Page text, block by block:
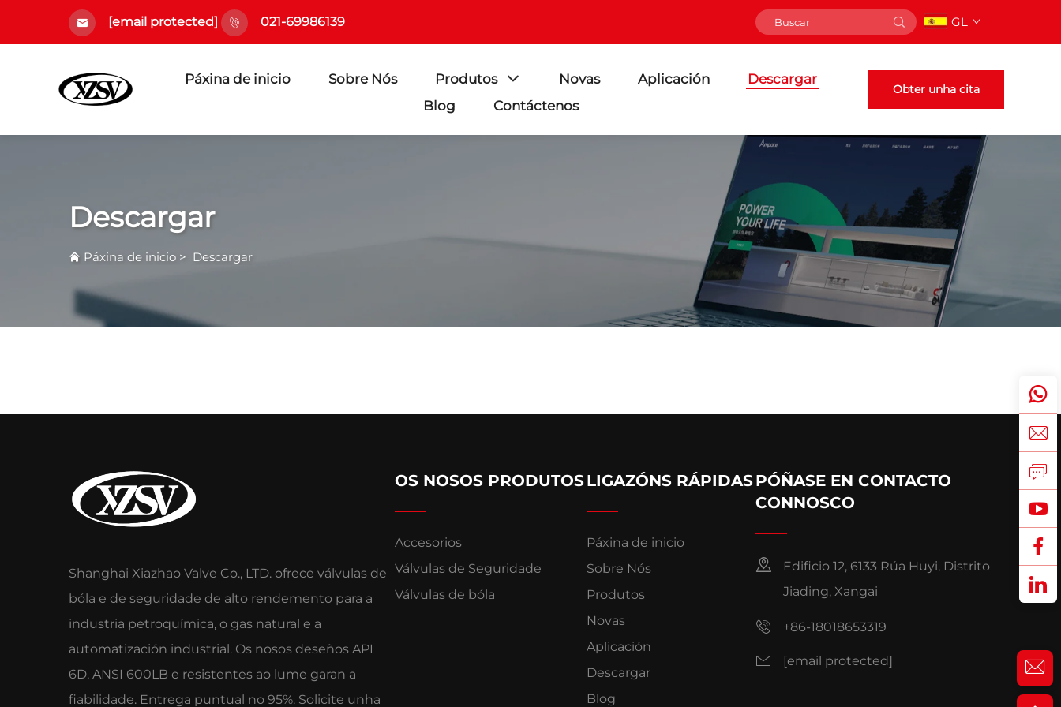
[email protected] 021-69986139 GL
Páxina de inicio Sobre Nós Produtos Novas Aplicación
Descargar
Blog
Contáctenos
Obter unha cita
Descargar
Páxina de inicio > Descargar
Shanghai Xiazhao Valve Co., LTD. ofrece válvulas de
bóla e de seguridade de alto rendemento para a
industria petroquímica, o gas natural e a
automatización industrial. Os nosos deseños API
6D, ANSI 600LB e resistentes ao lume garan a
fiabilidade. Entrega puntual no 95%. Solicite unha
OS NOSOS PRODUTOS
Accesorios
Válvulas de Seguridade
Válvulas de bóla
LIGAZÓNS RÁPIDAS
Páxina de inicio
Sobre Nós
Produtos
Novas
Aplicación
Descargar
Blog
PÓÑASE EN CONTACTO
CONNOSCO
Edificio 12, 6133 Rúa Huyi, Distrito
Jiading, Xangai
+86-18018653319
[email protected]